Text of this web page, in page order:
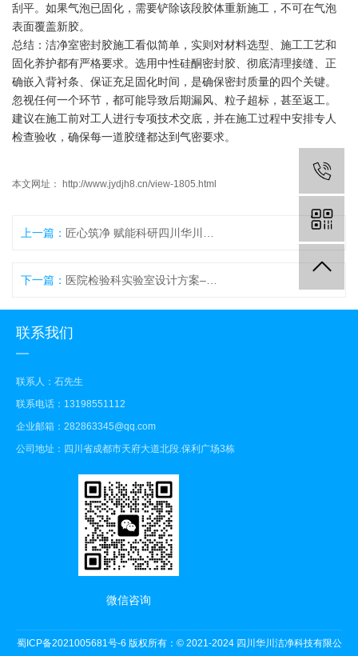
刮平。如果气泡已固化，需要铲除该段胶体重新施工，不可在气泡
表面覆盖新胶。
总结：洁净室密封胶施工看似简单，实则对材料选型、施工工艺和
固化养护都有严格要求。选用中性硅酮密封胶、彻底清理接缝、正
确嵌入背衬条、保证充足固化时间，是确保密封质量的四个关键。
忽视任何一个环节，都可能导致后期漏风、粒子超标，甚至返工。
建议在施工前对工人进行专项技术交底，并在施工过程中安排专人
检查验收，确保每一道胶缝都达到气密要求。
本文网址： http://www.jydjh8.cn/view-1805.html
上一篇：
下一篇：
联系我们
联系人：石先生
联系电话：13198551112
企业邮箱：282863345@qq.com
公司地址：四川省成都市天府大道北段.保利广场3栋
微信咨询
蜀ICP备2021005681号-6 版权所有：© 2021-2024 四川华川洁净科技有限公